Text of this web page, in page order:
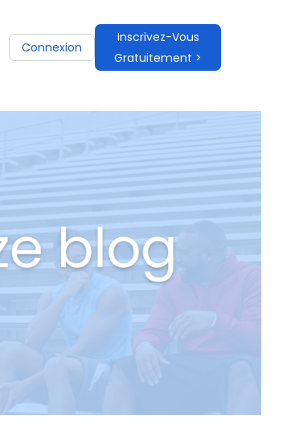
Connexion
Inscrivez-Vous
Gratuitement >